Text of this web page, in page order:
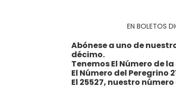
EN BOLETOS
Abónese a uno de
décimo.
Tenemos El Número de
El Número del Peregrino
El 25527, nuestro